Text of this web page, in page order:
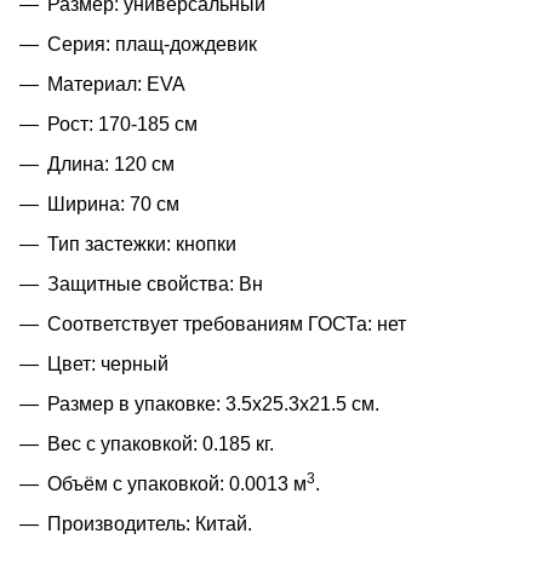
Серия: плащ-дождевик
Материал: EVA
Рост: 170-185 см
Длина: 120 см
Ширина: 70 см
Тип застежки: кнопки
Защитные свойства: Вн
Соответствует требованиям ГОСТа: нет
Цвет: черный
Размер в упаковке: 3.5x25.3x21.5 см.
Вес с упаковкой: 0.185 кг.
Объём с упаковкой: 0.0013 м3.
Производитель: Китай.